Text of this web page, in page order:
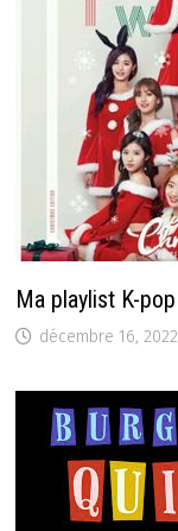
Ma playlist K-pop
décembre 16, 2022